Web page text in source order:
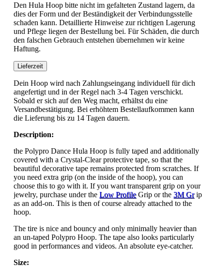
Den Hula Hoop bitte nicht im gefalteten Zustand lagern, da
dies der Form und der Beständigkeit der Verbindungsstelle
schaden kann. Detaillierte Hinweise zur richtigen Lagerung
und Pflege liegen der Bestellung bei. Für Schäden, die durch
den falschen Gebrauch entstehen übernehmen wir keine
Haftung.
Lieferzeit
Dein Hoop wird nach Zahlungseingang individuell für dich
angefertigt und in der Regel nach 3-4 Tagen verschickt.
Sobald er sich auf den Weg macht, erhältst du eine
Versandbestätigung. Bei erhöhtem Bestellaufkommen kann
die Lieferung bis zu 14 Tagen dauern.
Description:
the Polypro Dance Hula Hoop is fully taped and additionally
covered with a Crystal-Clear protective tape, so that the
beautiful decorative tape remains protected from scratches. If
you need extra grip (on the inside of the hoop), you can
choose this to go with it. If you want transparent grip on your
jewelry, purchase under the Low ProfileGrip or the 3M Grip
as an add-on. This is then of course already attached to the
hoop.
The tire is nice and bouncy and only minimally heavier than
an un-taped Polypro Hoop. The tape also looks particularly
good in performances and videos. An absolute eye-catcher.
Size: